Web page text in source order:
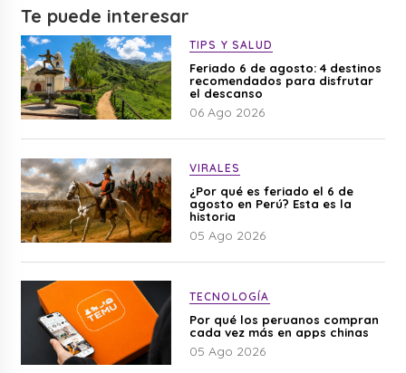
Te puede interesar
TIPS Y SALUD
Feriado 6 de agosto: 4 destinos
recomendados para disfrutar
el descanso
06 Ago 2026
VIRALES
¿Por qué es feriado el 6 de
agosto en Perú? Esta es la
historia
05 Ago 2026
TECNOLOGÍA
Por qué los peruanos compran
cada vez más en apps chinas
05 Ago 2026